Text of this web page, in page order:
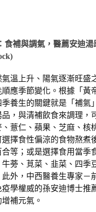
食補與調氣，醫薦安迪湯
溫上升、陽氣逐漸旺盛
應季節變化。根據「黃
養生的關鍵就是「補氣
，與清補飲食來調理，
薏仁、蘋果、芝麻、核
擇食性偏涼的食物熬煮
等；或是選擇食用當季
蒡、莧菜、韭菜、四季
外，中西醫養生專家－
學權威的孫安迪博士推
補元氣。